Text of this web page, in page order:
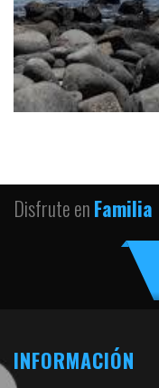
Disfrute enFamilia
INFORMACIÓN